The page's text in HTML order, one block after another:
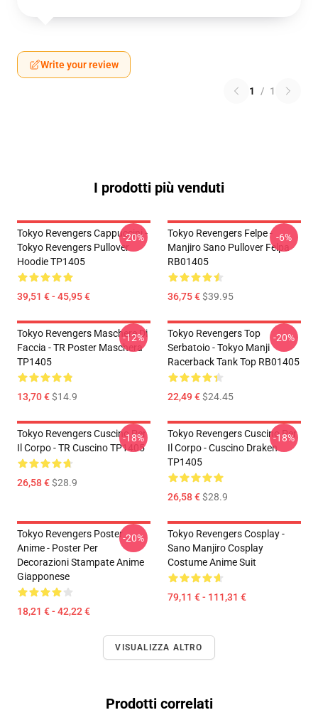
Write your review
1 / 1
I prodotti più venduti
Tokyo Revengers Cappuccini -
Tokyo Revengers Pullover
Hoodie TP1405
39,51 € - 45,95 €
-20%
Tokyo Revengers Felpe -
Manjiro Sano Pullover Felpa
RB01405
36,75 €$39.95
-6%
Tokyo Revengers Maschere Di
Faccia - TR Poster Maschera
TP1405
13,70 €$14.9
-12%
Tokyo Revengers Top
Serbatoio - Tokyo Manji
Racerback Tank Top RB01405
22,49 €$24.45
-20%
Tokyo Revengers Cuscino Per
Il Corpo - TR Cuscino TP1405
26,58 €$28.9
-18%
Tokyo Revengers Cuscino Per
Il Corpo - Cuscino Draken
TP1405
26,58 €$28.9
-18%
Tokyo Revengers Poster
Anime - Poster Per
Decorazioni Stampate Anime
Giapponese
18,21 € - 42,22 €
-20%
Tokyo Revengers Cosplay -
Sano Manjiro Cosplay
Costume Anime Suit
79,11 € - 111,31 €
VISUALIZZA ALTRO
Prodotti correlati